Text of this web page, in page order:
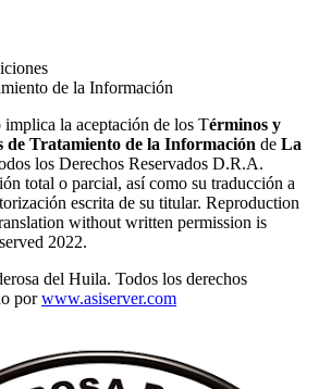
de la Información
la aceptación de los Términos y
de Tratamiento de la Información de La
los Derechos Reservados D.R.A.
total o parcial, así como su traducción a
escrita de su titular. Reproduction
without written permission is
2022.
del Huila. Todos los derechos
porwww.asiserver.com